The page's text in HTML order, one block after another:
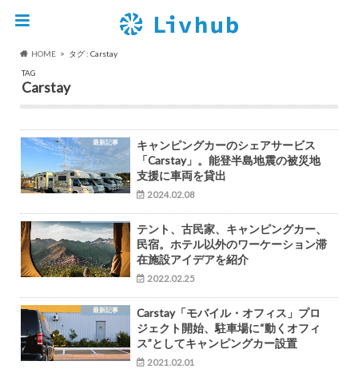
HOME
タグ : Carstay
TAG
Carstay
最新記事
キャンピングカーのシェアサービス
「Carstay」。能登半島地震の被災地
支援に車両を貸出
2024.02.08
テント、古民家、キャンピングカー、
民宿。ホテル以外のワーケーション滞
在施設アイデアを紹介
2022.02.25
最新記事
Carstay「モバイル・オフィス」プロ
ジェクト開始、駐車場に“動くオフィ
ス”としてキャンピングカー設置
2021.02.01